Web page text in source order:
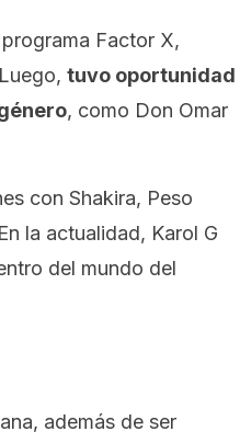
Factor X,
tuvo oportunidad
, como Don Omar
con Shakira, Peso
la actualidad, Karol G
del mundo del
además de ser